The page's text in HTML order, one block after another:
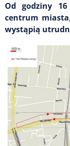
Od godziny
centrum
wystąpią